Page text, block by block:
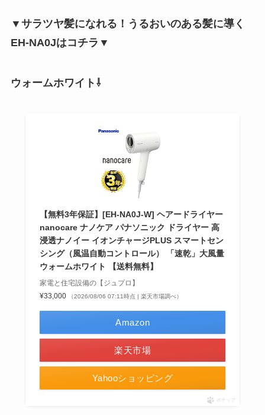
▼サラツヤ髪になれる！うるおいのある髪に導く
EH-NA0Jはコチラ▼
ウォームホワイト⇩
【無料3年保証】[EH-NA0J-W] ヘアードライヤー
nanocare ナノケア パナソニック ドライヤー 高
浸透ナノイー イオンチャージPLUS スマートセン
シング（風温自動コントロール） 「速乾」大風量
ウォームホワイト 【送料無料】
家電と住宅設備の【ジュプロ】
¥33,000
（2026/08/06 07:11時点 | 楽天市場調べ）
Amazon
楽天市場
Yahooショッピング
ポチップ